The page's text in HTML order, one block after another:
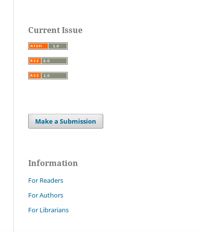
Current Issue
Make a Submission
Information
For Readers
For Authors
For Librarians